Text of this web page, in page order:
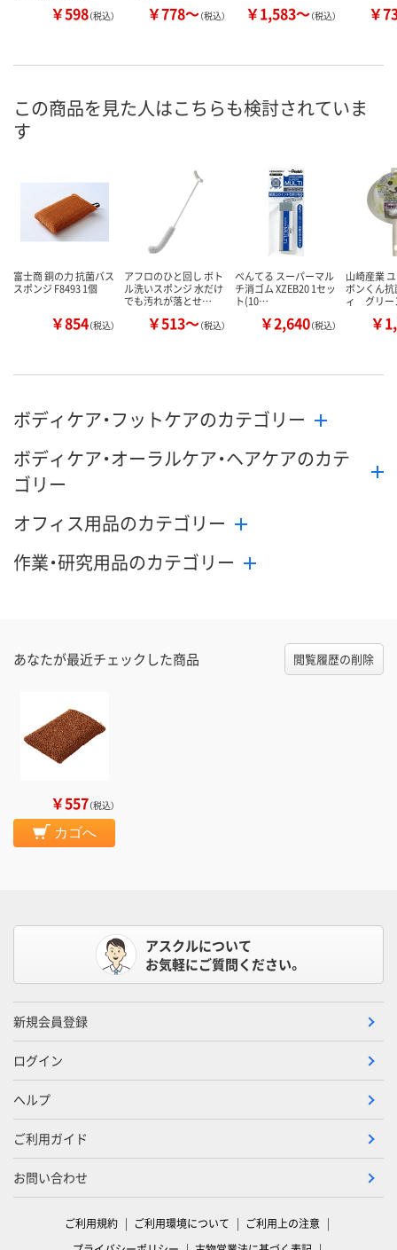
￥598（税込） ￥778～（税込） ￥1,583～（税込） ￥
この商品を見た人はこちらも検討されていま
す
富士商 銅の力 抗菌バス
スポンジ F8493 1個
￥854（税込）
アフロのひと回し ボト
ル洗いスポンジ 水だけ
でも汚れが落とせ…
￥513～（税込）
ぺんてる スーパーマル
チ消ゴム XZEB20 1セッ
ト(10…
￥2,640（税込）
山崎産業
ボンくん
ィ グリー
￥
ボディケア・フットケアのカテゴリー
ボディケア・オーラルケア・ヘアケアのカテ
ゴリー
オフィス用品のカテゴリー
作業・研究用品のカテゴリー
あなたが最近チェックした商品 閲覧履歴の削除
￥557（税込）
カゴへ
アスクルについて
お気軽にご質問ください。
新規会員登録
ログイン
ヘルプ
ご利用ガイド
お問い合わせ
ご利用規約 ご利用環境について
ご利用上の注意